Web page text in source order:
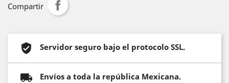
Compartir
Servidor seguro bajo el protocolo SSL.
Envíos a toda la república Mexicana.